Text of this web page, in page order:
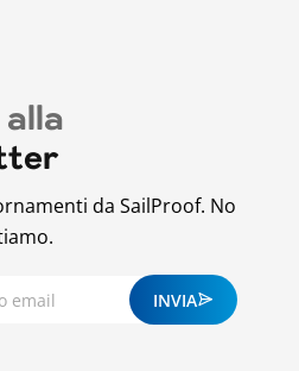
da SailProof. No
INVIA